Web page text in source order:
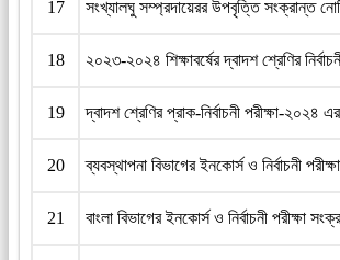
17 সংখ্যালঘু সম্প্রদায়েরর উপবৃত্তি সংক্রান্ত
18 ২০২৩-২০২৪ শিক্ষাবর্ষের দ্বাদশ শ্রেণির
19 দ্বাদশ শ্রেণির প্রাক-নির্বাচনী পরীক্ষা-২০২৪
20 ব্যবস্থাপনা বিভাগের ইনকোর্স ও নির্বাচনী
21 বাংলা বিভাগের ইনকোর্স ও নির্বাচনী পরীক্ষা